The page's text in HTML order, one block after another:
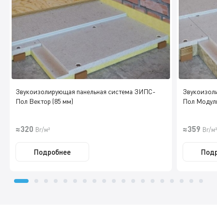
Звукоизолирующая панельная система ЗИПС-
Пол Вектор (85 мм)
≈320 Br/м²
Подробнее
Пол
≈359 Br/м²